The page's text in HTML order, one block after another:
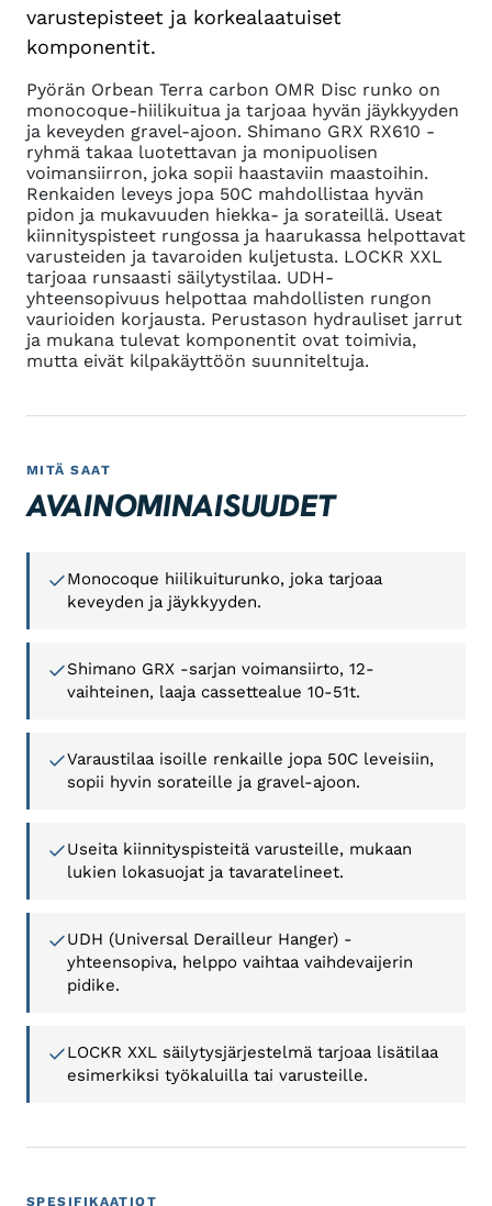
varustepisteet ja korkealaatuiset
komponentit.
Pyörän Orbean Terra carbon OMR Disc runko on
monocoque-hiilikuitua ja tarjoaa hyvän jäykkyyden
ja keveyden gravel-ajoon. Shimano GRX RX610 -
ryhmä takaa luotettavan ja monipuolisen
voimansiirron, joka sopii haastaviin maastoihin.
Renkaiden leveys jopa 50C mahdollistaa hyvän
pidon ja mukavuuden hiekka- ja sorateillä. Useat
kiinnityspisteet rungossa ja haarukassa helpottavat
varusteiden ja tavaroiden kuljetusta. LOCKR XXL
tarjoaa runsaasti säilytystilaa. UDH-
yhteensopivuus helpottaa mahdollisten rungon
vaurioiden korjausta. Perustason hydrauliset jarrut
ja mukana tulevat komponentit ovat toimivia,
mutta eivät kilpakäyttöön suunniteltuja.
MITÄ SAAT
AVAINOMINAISUUDET
Monocoque hiilikuiturunko, joka tarjoaa
keveyden ja jäykkyyden.
Shimano GRX -sarjan voimansiirto, 12-
vaihteinen, laaja cassettealue 10-51t.
Varaustilaa isoille renkaille jopa 50C leveisiin,
sopii hyvin sorateille ja gravel-ajoon.
Useita kiinnityspisteitä varusteille, mukaan
lukien lokasuojat ja tavaratelineet.
UDH (Universal Derailleur Hanger) -
yhteensopiva, helppo vaihtaa vaihdevaijerin
pidike.
LOCKR XXL säilytysjärjestelmä tarjoaa lisätilaa
esimerkiksi työkaluilla tai varusteille.
SPESIFIKAATIOT